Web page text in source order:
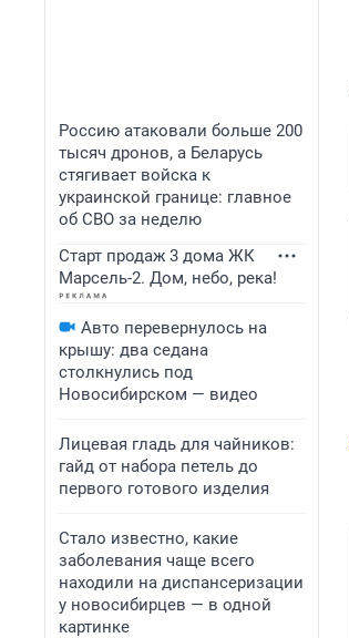
Россию атаковали больше 200
тысяч дронов, а Беларусь
стягивает войска к
украинской границе: главное
об СВО за неделю
Старт продаж 3 дома ЖК
Марсель-2. Дом, небо, река!
Авто перевернулось на
крышу: два седана
столкнулись под
Новосибирском — видео
Лицевая гладь для чайников:
гайд от набора петель до
первого готового изделия
Стало известно, какие
заболевания чаще всего
находили на диспансеризации
у новосибирцев — в одной
картинке